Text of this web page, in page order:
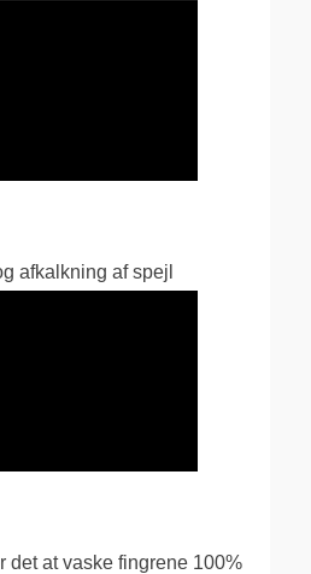
afkalkning af spejl
det at vaske fingrene 100%